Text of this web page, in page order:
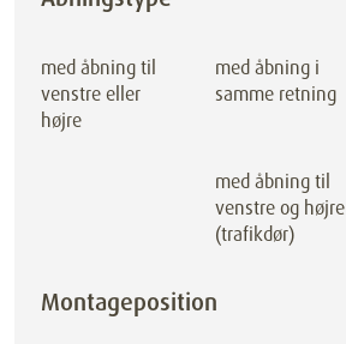
med åbning til
venstre eller
højre
med åbning i
samme retning
med åbning til
venstre og højre
(trafikdør)
Montageposition